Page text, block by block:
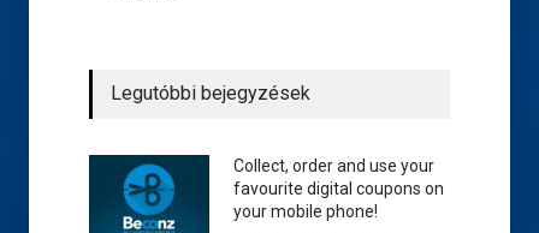
Legutóbbi bejegyzések
Collect, order and use your
favourite digital coupons on
your mobile phone!